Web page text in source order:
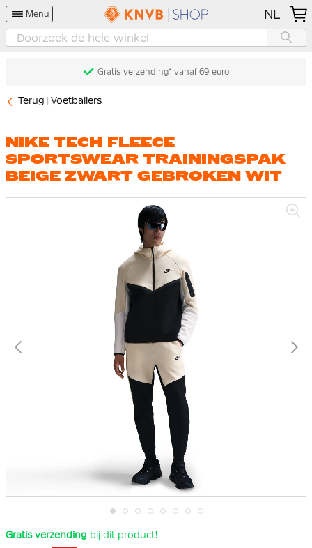
Menu NL
Gratis retourneren* (60 dagen)
Terug Voetballers
NIKE TECH FLEECE
SPORTSWEAR TRAININGSPAK
BEIGE ZWART GEBROKEN WIT
naar
Gratis verzending bij dit product!